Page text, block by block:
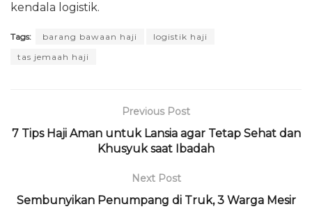
kendala logistik.
Tags: barang bawaan haji
logistik haji
tas jemaah haji
Previous Post
7 Tips Haji Aman untuk Lansia agar Tetap Sehat dan
Khusyuk saat Ibadah
Next Post
Sembunyikan Penumpang di Truk, 3 Warga Mesir